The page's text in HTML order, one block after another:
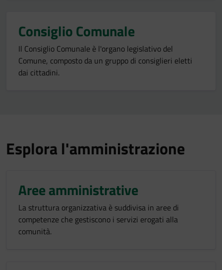
Consiglio Comunale
Il Consiglio Comunale è l'organo legislativo del
Comune, composto da un gruppo di consiglieri eletti
dai cittadini.
Esplora l'amministrazione
Aree amministrative
La struttura organizzativa è suddivisa in aree di
competenze che gestiscono i servizi erogati alla
comunità.